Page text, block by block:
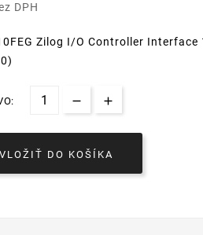
DPH
Zilog I/O Controller Interface
VLOŽIŤ DO KOŠÍKA